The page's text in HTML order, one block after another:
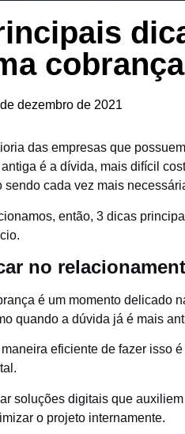
dezembro de 2021
das empresas que
é a dívida, mais difícil
sendo cada vez mais
então, 3 dicas
no
é um momento delicado
quando a dúvida já é mais
eficiente de fazer isso
soluções digitais que
o projeto internamente.